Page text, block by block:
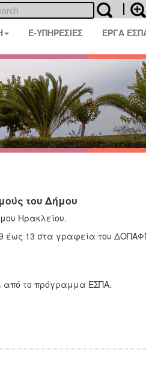
E-ΥΠΗΡΕΣΙΕΣ ΕΡΓΑ
του Δήμου
Ηρακλείου.
9 έως 13 στα γραφεία του
από το πρόγραμμα ΕΣΠΑ.